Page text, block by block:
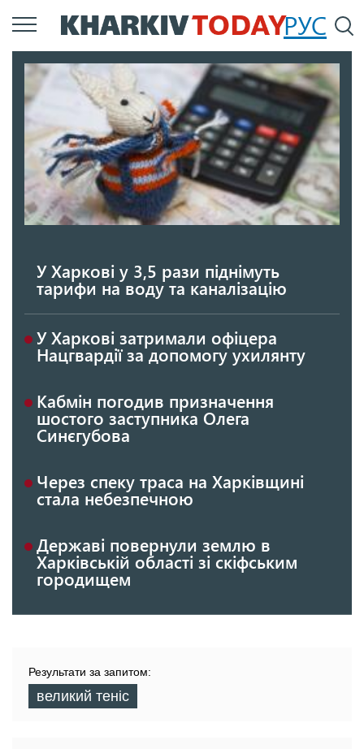
Перейти
до
вмісту
РУС
У Харкові у 3,5 рази піднімуть
тарифи на воду та каналізацію
У Харкові затримали офіцера
Нацгвардії за допомогу ухилянту
Кабмін погодив призначення
шостого заступника Олега
Синєгубова
Через спеку траса на Харківщині
стала небезпечною
Державі повернули землю в
Харківській області зі скіфським
городищем
Результати за запитом:
великий теніс